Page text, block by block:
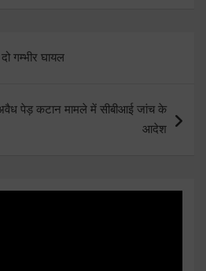
गम्भीर घायल
पेड़ कटान मामले में सीबीआई जांच के
आदेश